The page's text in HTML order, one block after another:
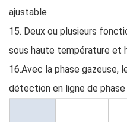
ajustable
15. Deux ou plusieurs
sous haute température et
16.Avec la phase gazeuse,
détection en ligne de phase